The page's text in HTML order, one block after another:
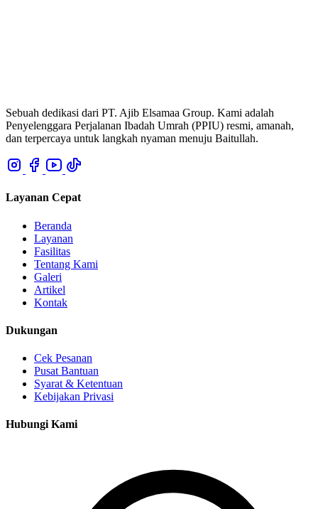
Sebuah dedikasi dari PT. Ajib Elsamaa Group. Kami adalah
Penyelenggara Perjalanan Ibadah Umrah (PPIU) resmi, amanah,
dan terpercaya untuk langkah nyaman menuju Baitullah.
Layanan Cepat
Beranda
Layanan
Fasilitas
Tentang Kami
Galeri
Artikel
Kontak
Dukungan
Cek Pesanan
Pusat Bantuan
Syarat & Ketentuan
Kebijakan Privasi
Hubungi Kami